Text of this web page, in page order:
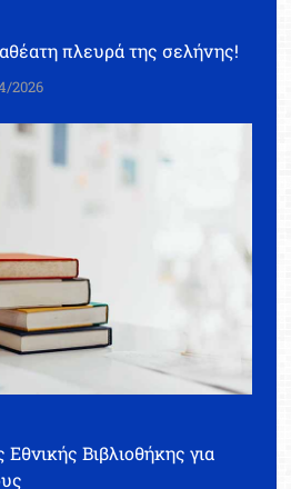
πλευρά της σελήνης!
2026
Βιβλιοθήκης για